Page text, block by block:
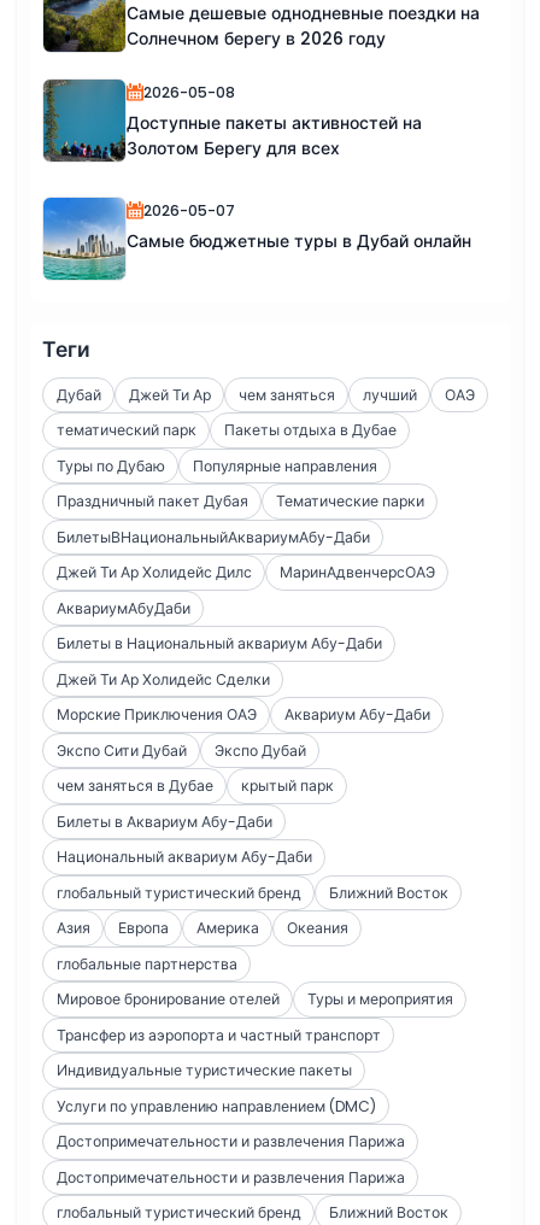
Самые дешевые однодневные поездки на
Солнечном берегу в 2026 году
2026-05-08
Доступные пакеты активностей на
Золотом Берегу для всех
2026-05-07
Самые бюджетные туры в Дубай онлайн
Теги
Дубай Джей Ти Ар чем заняться лучший
ОАЭ
тематический парк
Пакеты отдыха в Дубае
Туры по Дубаю
Популярные направления
Праздничный пакет Дубая
Тематические парки
БилетыВНациональныйАквариумАбу-Даби
Джей Ти Ар Холидейс Дилс
МаринАдвенчерсОАЭ
АквариумАбуДаби
Билеты в Национальный аквариум Абу-Даби
Джей Ти Ар Холидейс Сделки
Морские Приключения ОАЭ
Аквариум Абу-Даби
Экспо Сити Дубай
Экспо Дубай
чем заняться в Дубае
крытый парк
Билеты в Аквариум Абу-Даби
Национальный аквариум Абу-Даби
глобальный туристический бренд
Ближний Восток
Азия
Европа Америка
Океания
глобальные партнерства
Мировое бронирование отелей
Туры и мероприятия
Трансфер из аэропорта и частный транспорт
Индивидуальные туристические пакеты
Услуги по управлению направлением (DMC)
Достопримечательности и развлечения Парижа
Достопримечательности и развлечения Парижа
глобальный туристический бренд
Ближний Восток